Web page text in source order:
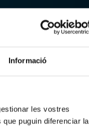
Informació
les vostres
puguin diferenciar la